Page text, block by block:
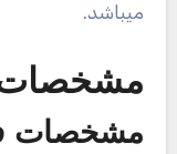
ميباشد.
مشخصات